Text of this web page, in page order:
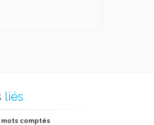
liés
mots comptés